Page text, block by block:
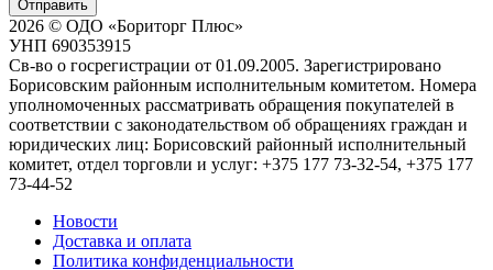
Отправить
2026 © ОДО «Бориторг Плюс»
УНП 690353915
Св-во о госрегистрации от 01.09.2005. Зарегистрировано
Борисовским районным исполнительным комитетом. Номера
уполномоченных рассматривать обращения покупателей в
соответствии с законодательством об обращениях граждан и
юридических лиц: Борисовский районный исполнительный
комитет, отдел торговли и услуг: +375 177 73-32-54, +375 177
73-44-52
Новости
Доставка и оплата
Политика конфиденциальности